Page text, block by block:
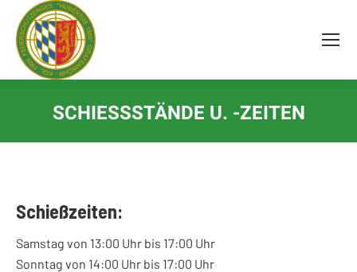
springen
SCHIESSSTÄNDE U. -ZEITEN
Schießzeiten:
Samstag von 13:00 Uhr bis 17:00 Uhr
Sonntag von 14:00 Uhr bis 17:00 Uhr